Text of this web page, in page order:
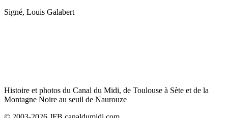
Signé, Louis Galabert
Histoire et photos du Canal du Midi, de Toulouse à Sète et de la
Montagne Noire au seuil de Naurouze